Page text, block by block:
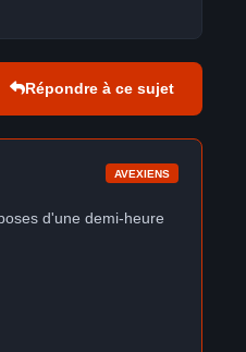
Répondre à ce sujet
AVEXIENS
d'une demi-heure